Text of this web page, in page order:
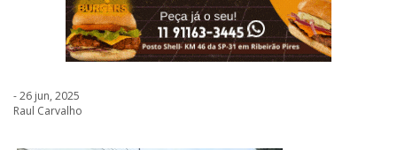
- 26 jun, 2025
Raul Carvalho